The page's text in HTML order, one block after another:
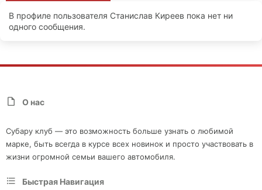
В профиле пользователя Станислав Киреев пока нет ни
одного сообщения.
О нас
Субару клуб — это возможность больше узнать о любимой
марке, быть всегда в курсе всех новинок и просто участвовать в
жизни огромной семьи вашего автомобиля.
Быстрая Навигация